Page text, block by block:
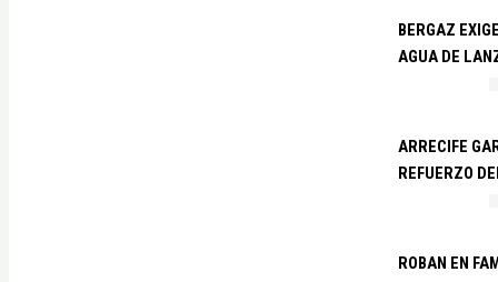
BERGAZ
AGUA DE
ARRECIFE
REFUERZO
ROBAN EN